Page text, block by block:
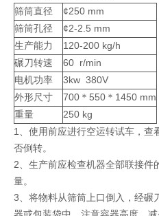
筛筒直径
¢250 mm
筛筒孔径
¢2-2.5 mm
生产能力
120-200 kg/h
碾刀转速
60 r/min
电机功率 3kw 380V
外形尺寸
700＊550＊1450 mm
重量
250 kg
1、使用前应进行空运转试车，查
否倒转。
2、生产前应检查机器全部联接件
量。
3、将物料从筛筒上口倒入，经碾
器或包装袋中，注意容器高度，减